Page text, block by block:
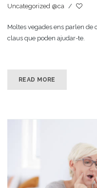
Uncategorized @ca /
Moltes vegades ens parlen
claus que poden ajudar-te.
READ MORE